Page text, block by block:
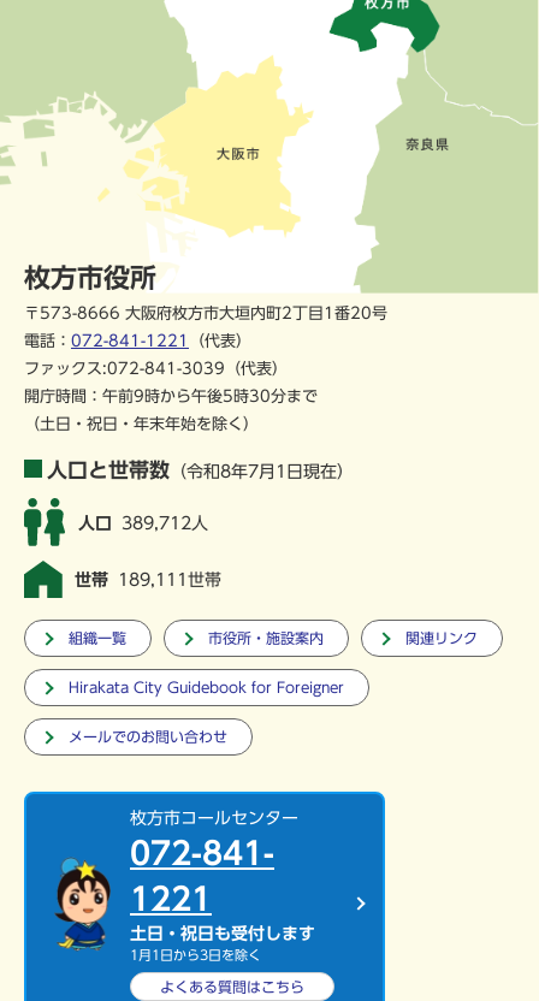
枚方市役所
〒573-8666 大阪府枚方市大垣内町2丁目1番20号
電話： 072-841-1221
（代表）
ファックス:072-841-3039（代表）
開庁時間：午前9時から午後5時30分まで
（土日・祝日・年末年始を除く）
人口と世帯数 （令和8年7月1日現在）
人口 389,712人
世帯 189,111世帯
組織一覧 市役所・施設案内 関連リンク
Hirakata City Guidebook for Foreigner
メールでのお問い合わせ
枚方市コールセンター
072-841-
1221
土日・祝日も受付します
1月1日から3日を除く
よくある質問はこちら